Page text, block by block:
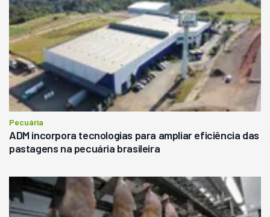
Pecuária
ADM incorpora tecnologias para ampliar eficiência das
pastagens na pecuária brasileira